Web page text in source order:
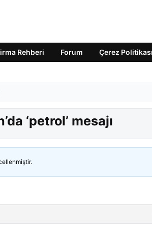
Rehberi Forum Çerez Politikası
‘petrol’ mesajı